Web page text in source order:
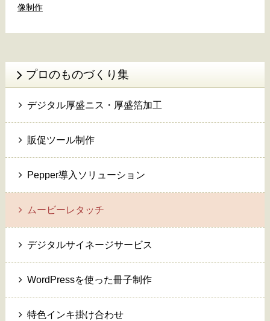
像制作
プロのものづくり集
デジタル厚盛ニス・厚盛箔加工
販促ツール制作
Pepper導入ソリューション
ムービーレタッチ
デジタルサイネージサービス
WordPressを使った冊子制作
特色インキ掛け合わせ